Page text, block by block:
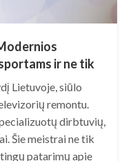
ir ne tik
Lietuvoje, siūlo
remontu.
dirbtuvių,
Šie meistrai ne tik
patarimų apie